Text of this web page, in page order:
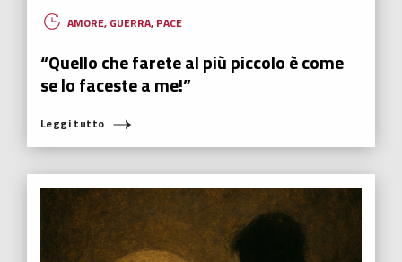
AMORE, GUERRA, PACE
“Quello che farete al più piccolo è come
se lo faceste a me!”
Leggi tutto